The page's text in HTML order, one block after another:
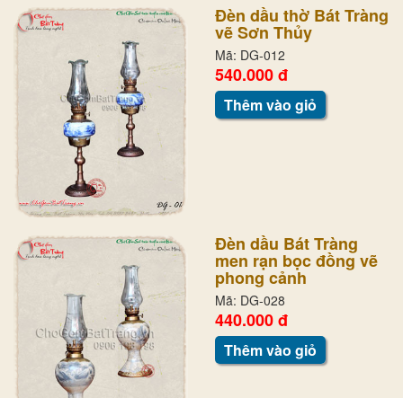
Đèn dầu thờ Bát Tràng
vẽ Sơn Thủy
Mã: DG-012
540.000 đ
Thêm vào giỏ
Đèn dầu Bát Tràng
men rạn bọc đồng vẽ
phong cảnh
Mã: DG-028
440.000 đ
Thêm vào giỏ